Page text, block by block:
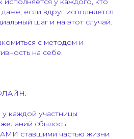
если вдруг исполняется
шаг и на этот случай.
с методом и
на себе.
каждой участницы
сбылось.
ставшими частью жизни